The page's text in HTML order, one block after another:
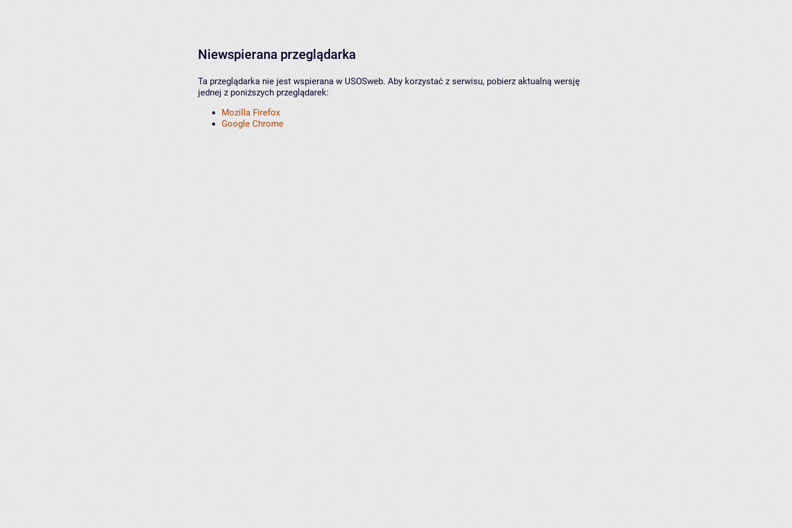
Niewspierana przeglądarka
Ta przeglądarka nie jest wspierana w USOSweb. Aby korzystać z serwisu, pobierz aktualną wersję
jednej z poniższych przeglądarek:
Mozilla Firefox
Google Chrome